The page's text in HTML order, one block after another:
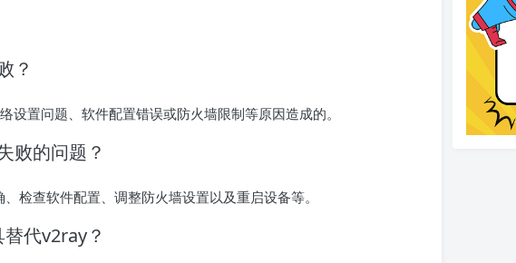
？
设置问题、软件配置错误或防火墙限制等原因造成的。
败的问题？
检查软件配置、调整防火墙设置以及重启设备等。
代v2ray？